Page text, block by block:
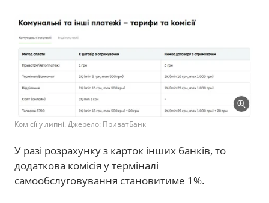
Комісії у липні. Джерело: ПриватБанк
У разі розрахунку з карток інших банків, то
додаткова комісія у терміналі
самообслуговування становитиме 1%.